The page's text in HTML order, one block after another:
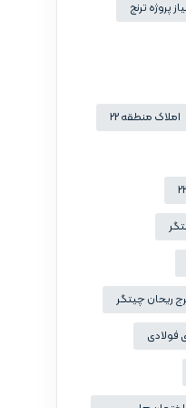
پروژه ترنج
املاک منطقه 22
ریحان چیتگر
فولادی